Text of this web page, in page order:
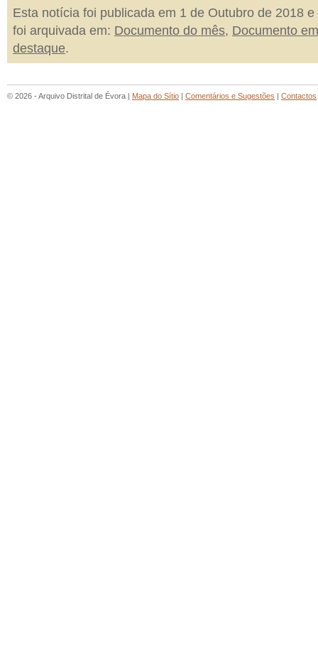
Esta notícia foi publicada em 1 de Outubro de 2018 e
foi arquivada em: Documento do mês, Documento em
destaque.
© 2026 - Arquivo Distrital de Évora | Mapa do Sítio | Comentários e Sugestões | Contactos